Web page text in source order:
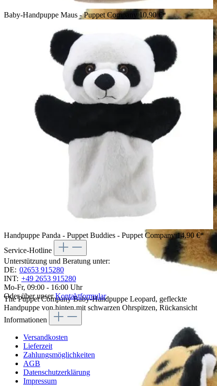
The Puppet Company Baby-Handpuppe Leopard, gefleckte
Handpuppe von hinten mit schwarzen Ohrspitzen, Rückansicht
Baby-Handpuppe Maus - Puppet Company 10,90 €*
Handpuppe Panda - Puppet Buddies - Puppet Company14,90 €*
Service-Hotline
Unterstützung und Beratung unter:
DE: 02653 915280
INT: +49 2653 915280
Mo-Fr, 09:00 - 16:00 Uhr
Oder über unserKontaktformular.
Informationen
Versandkosten
Lieferzeit
Zahlungsmöglichkeiten
AGB
Datenschutzerklärung
Impressum